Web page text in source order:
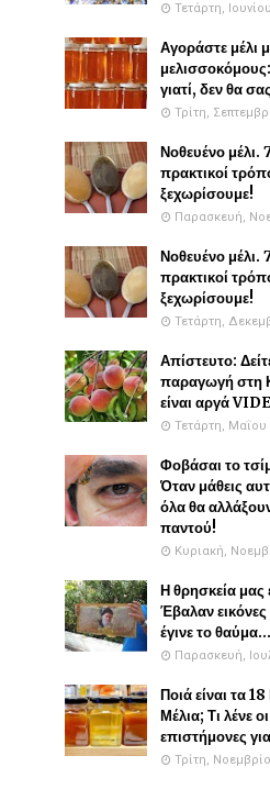
Τετάρτη,
Αγοράστε μέλι
γιατί, δεν θα
Τρίτη,
Νοθευένο μέλι.
πρακτικοί
ξεχωρίσουμε!
Παρασκευή,
Νοθευένο μέλι.
πρακτικοί
ξεχωρίσουμε!
Τετάρτη,
Απίστευτο:
παραγωγή στη
είναι αργά
Τετάρτη, Μαΐου
Φοβάσαι το
Όταν μάθεις
όλα θα
παντού!
Κυριακή,
Η θρησκεία μας
Έβαλαν εικόνες
έγινε το θαύμα...
Παρασκευή,
Ποιά είναι τα
Μέλια; Τι λένε
επιστήμονες
Τρίτη,